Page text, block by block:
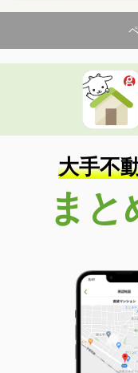
専有面
間取り
岩手県盛岡市本宮３
価 格
住 所
専有面
間取り
岩手県北上市若宮町１
価 格
間取り
岩手県北上市上江釣
価 格
住 所
大手不
まと